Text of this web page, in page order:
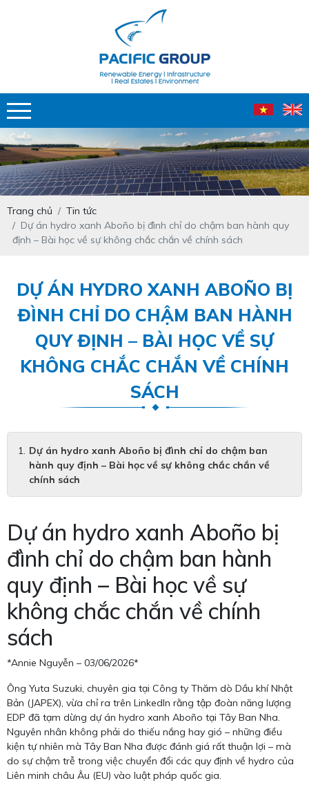
Trang chủ
Tin tức
Dự án hydro xanh Aboño bị đình chỉ do chậm ban hành quy
định – Bài học về sự không chắc chắn về chính sách
DỰ ÁN HYDRO XANH ABOÑO BỊ
ĐÌNH CHỈ DO CHẬM BAN HÀNH
QUY ĐỊNH – BÀI HỌC VỀ SỰ
KHÔNG CHẮC CHẮN VỀ CHÍNH
SÁCH
Dự án hydro xanh Aboño bị đình chỉ do chậm ban
hành quy định – Bài học về sự không chắc chắn về
chính sách
Dự án hydro xanh Aboño bị
đình chỉ do chậm ban hành
quy định – Bài học về sự
không chắc chắn về chính
sách
*Annie Nguyễn – 03/06/2026*
Ông Yuta Suzuki, chuyên gia tại Công ty Thăm dò Dầu khí Nhật
Bản (JAPEX), vừa chỉ ra trên LinkedIn rằng tập đoàn năng lượng
EDP đã tạm dừng dự án hydro xanh Aboño tại Tây Ban Nha.
Nguyên nhân không phải do thiếu nắng hay gió – những điều
kiện tự nhiên mà Tây Ban Nha được đánh giá rất thuận lợi – mà
do sự chậm trễ trong việc chuyển đổi các quy định về hydro của
Liên minh châu Âu (EU) vào luật pháp quốc gia.